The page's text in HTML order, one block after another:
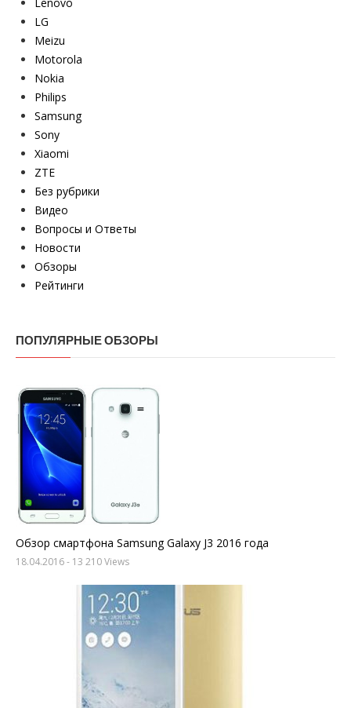
LG
Meizu
Motorola
Nokia
Philips
Samsung
Sony
Xiaomi
ZTE
Без рубрики
Видео
Вопросы и Ответы
Новости
Обзоры
Рейтинги
ПОПУЛЯРНЫЕ ОБЗОРЫ
Обзор смартфона Samsung Galaxy J3 2016 года
18.04.2016- 13 210 Views